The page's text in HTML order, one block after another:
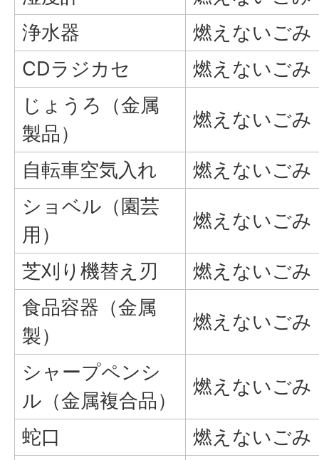
浄水器
燃えないごみ
CDラジカセ
燃えないごみ
じょうろ（金属
製品）
燃えないごみ
自転車空気入れ
燃えないごみ
ショベル（園芸
用）
燃えないごみ
芝刈り機替え刃
燃えないごみ
食品容器（金属
製）
燃えないごみ
シャープペンシ
ル（金属複合品）
燃えないごみ
蛇口
燃えないごみ